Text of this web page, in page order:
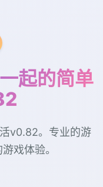
起的简单
v0.82。专业的游
戏体验。